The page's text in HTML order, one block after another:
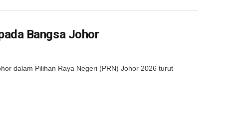
Bangsa Johor
dalam Pilihan Raya Negeri (PRN) Johor 2026 turut